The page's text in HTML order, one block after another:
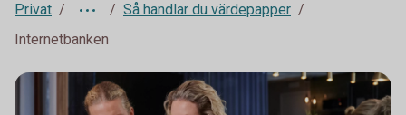
Privat
Så handlar du värdepapper
Internetbanken